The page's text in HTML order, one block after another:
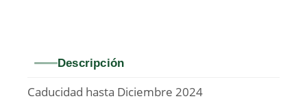
Descripción
Caducidad hasta Diciembre 2024